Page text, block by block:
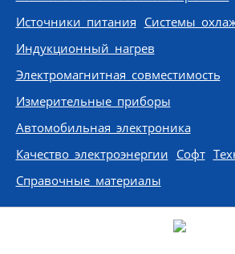
Источники питания Системы
Индукционный нагрев
Электромагнитная совместимость
Измерительные приборы
Автомобильная электроника
Качество электроэнергии Софт
Справочные материалы